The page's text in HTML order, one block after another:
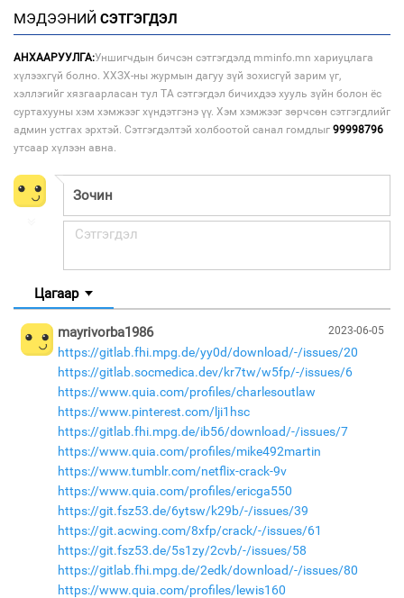
МЭДЭЭНИЙ СЭТГЭГДЭЛ
АНХААРУУЛГА:Уншигчдын бичсэн сэтгэгдэлд mminfo.mn хариуцлага
хүлээхгүй болно. ХХЗХ-ны журмын дагуу зүй зохисгүй зарим үг,
хэллэгийг хязгаарласан тул ТА сэтгэгдэл бичихдээ хууль зүйн болон ёс
суртахууны хэм хэмжээг хүндэтгэнэ үү. Хэм хэмжээг зөрчсөн сэтгэгдлийг
админ устгах эрхтэй. Сэтгэгдэлтэй холбоотой санал гомдлыг 99998796
утсаар хүлээн авна.
Цагаар
2023-06-05
mayrivorba1986
https://gitlab.fhi.mpg.de/yy0d/download/-/issues/20
https://gitlab.socmedica.dev/kr7tw/w5fp/-/issues/6
https://www.quia.com/profiles/charlesoutlaw
https://www.pinterest.com/lji1hsc
https://gitlab.fhi.mpg.de/ib56/download/-/issues/7
https://www.quia.com/profiles/mike492martin
https://www.tumblr.com/netflix-crack-9v
https://www.quia.com/profiles/ericga550
https://git.fsz53.de/6ytsw/k29b/-/issues/39
https://git.acwing.com/8xfp/crack/-/issues/61
https://git.fsz53.de/5s1zy/2cvb/-/issues/58
https://gitlab.fhi.mpg.de/2edk/download/-/issues/80
https://www.quia.com/profiles/lewis160